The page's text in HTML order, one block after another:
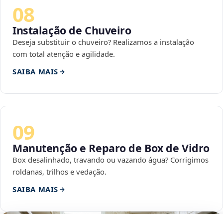
08
Instalação de Chuveiro
Deseja substituir o chuveiro? Realizamos a instalação
com total atenção e agilidade.
SAIBA MAIS
09
Manutenção e Reparo de Box de Vidro
Box desalinhado, travando ou vazando água? Corrigimos
roldanas, trilhos e vedação.
SAIBA MAIS